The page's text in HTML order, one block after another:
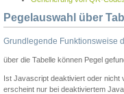
Pegelauswahl über
Grundlegende Funktionsweise
über die Tabelle können Pegel
Ist Javascript deaktiviert oder nicht
erscheint nur bei deaktiviertem